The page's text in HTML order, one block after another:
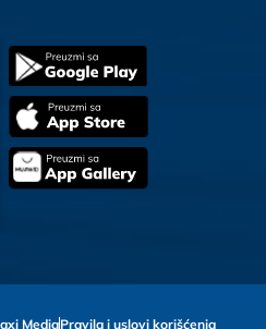
MediaPravila i uslovi korišćenja